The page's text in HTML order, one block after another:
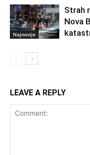
Najnovije
Strah
Nova
LEAVE A REPLY